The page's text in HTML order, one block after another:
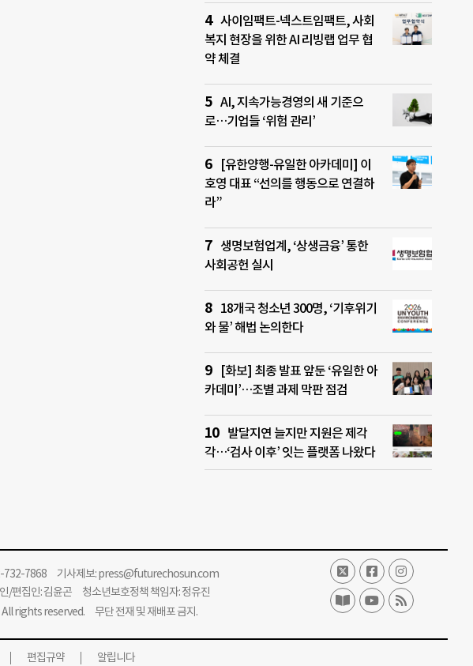
사이임팩트-넥스트임팩트, 사회
복지 현장을 위한 AI 리빙랩 업무 협
약 체결
AI, 지속가능경영의 새 기준으
로…기업들 ‘위험 관리’
[유한양행-유일한 아카데미] 이
호영 대표 “선의를 행동으로 연결하
라”
생명보험업계, ‘상생금융’ 통한
사회공헌 실시
18개국 청소년 300명, ‘기후위기
와 물’ 해법 논의한다
[화보] 최종 발표 앞둔 ‘유일한 아
카데미’…조별 과제 막판 점검
발달지연 늘지만 지원은 제각
각…‘검사 이후’ 잇는 플랫폼 나왔다
732-7868 기사제보:press@futurechosun.com
편집인: 김윤곤 청소년보호정책 책임자: 정유진
rights reserved. 무단 전재 및 재배포 금지.
편집규약 알립니다